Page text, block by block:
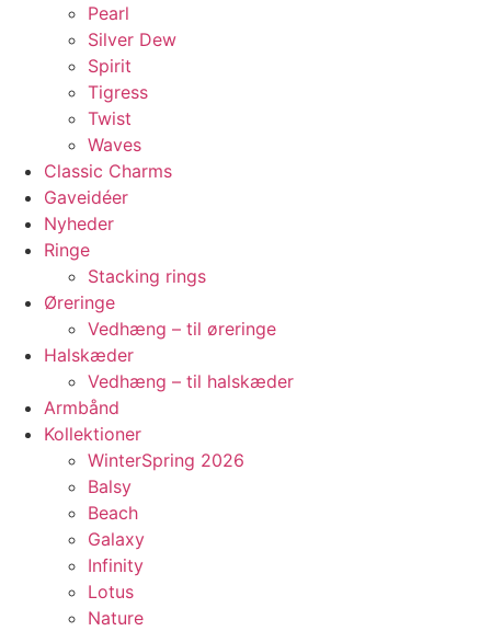
Pearl
Silver Dew
Spirit
Tigress
Twist
Waves
Classic Charms
Gaveidéer
Nyheder
Ringe
Stacking rings
Øreringe
Vedhæng – til øreringe
Halskæder
Vedhæng – til halskæder
Armbånd
Kollektioner
WinterSpring 2026
Balsy
Beach
Galaxy
Infinity
Lotus
Nature